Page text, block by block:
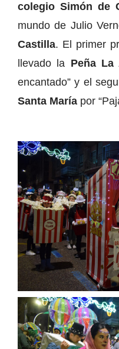
colegio Simón de
mundo de Julio
Castilla. El primer
llevado la Peña
encantado” y el
Santa María por